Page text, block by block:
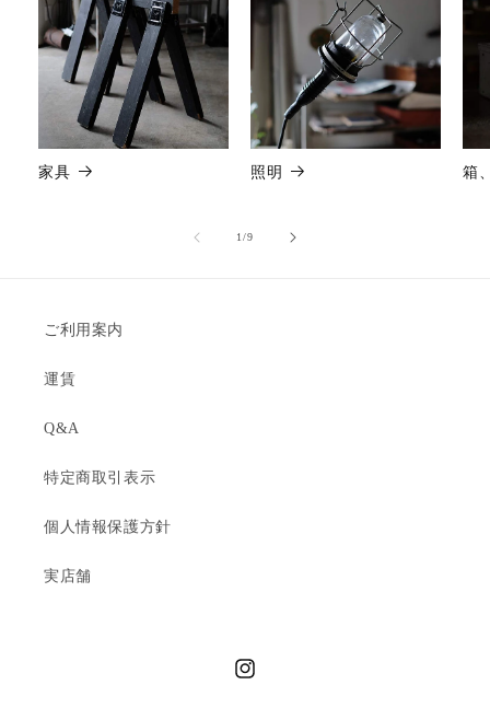
家具 照明 箱
1/の
9
ご利用案内
運賃
Q&A
特定商取引表示
個人情報保護方針
実店舗
Instagram